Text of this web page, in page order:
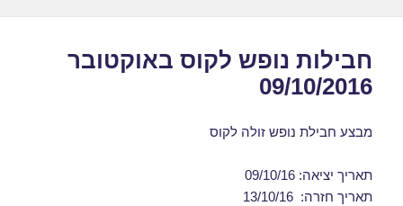
חבילות נופש לקוס באוקטובר
09/10/2016
מבצע חבילת נופש זולה לקוס
תאריך יציאה: 09/10/16
תאריך חזרה: 13/10/16